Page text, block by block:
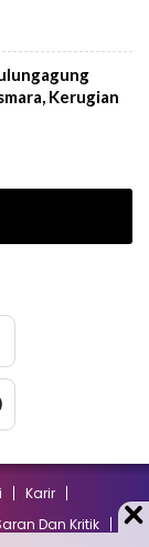
Kerugian
Karir
Dan Kritik